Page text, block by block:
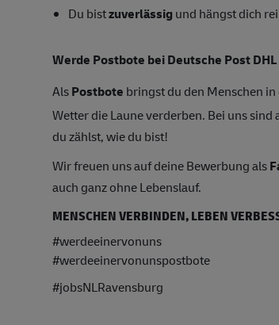
Du bistzuverlässig und hängst dich
Werde Postbote bei Deutsche Post DHL
AlsPostbote bringst du den Menschen
Wetter die Laune verderben. Bei uns sind
du zählst, wie du bist!
Wir freuen uns auf deine Bewerbung als
auch ganz ohne Lebenslauf.
MENSCHEN VERBINDEN, LEBEN
#werdeeinervonuns
#werdeeinervonunspostbote
#jobsNLRavensburg